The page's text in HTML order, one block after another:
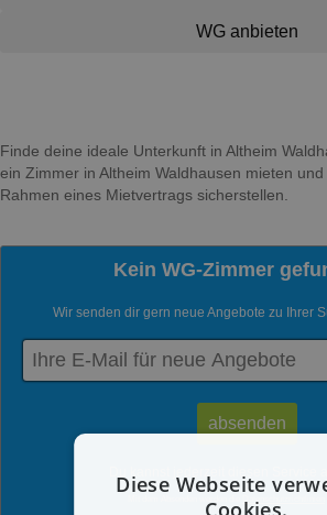
WG anbieten
Finde deine ideale Unterkunft in Altheim
ein Zimmer in Altheim Waldhausen mieten
Rahmen eines Mietvertrags sicherstellen.
Kein WG-Zimmer
Wir senden dir gern neue Angebote zu Ihrer
Diese Webseite
Cookies.